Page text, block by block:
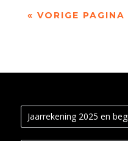
« VORIGE PAGINA
Jaarrekening 2025 en